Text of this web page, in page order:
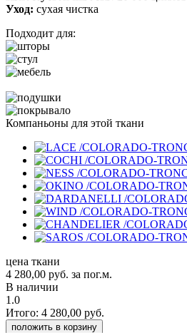
Уход: сухая чистка
Подходит для:
Компаньоны для этой ткани
цена ткани
4 280,00 руб. за пог.м.
В наличии
1.0
Итого: 4 280,00 руб.
положить в корзину